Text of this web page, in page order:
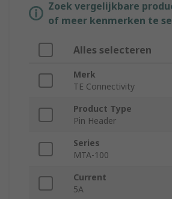
Zoek vergelijkbare
of meer kenmerken te
Alles selecteren
Merk
TE Connectivity
Product Type
Pin Header
Series
MTA-100
Current
5A